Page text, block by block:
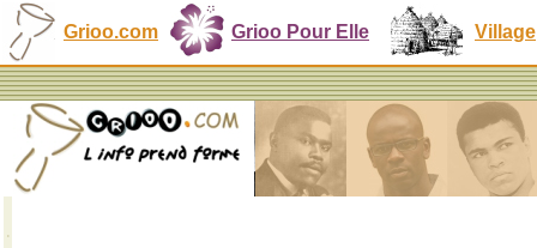
Grioo.com Grioo Pour Elle Village